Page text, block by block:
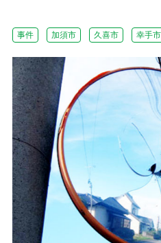
事件 加須市 久喜市 幸手市